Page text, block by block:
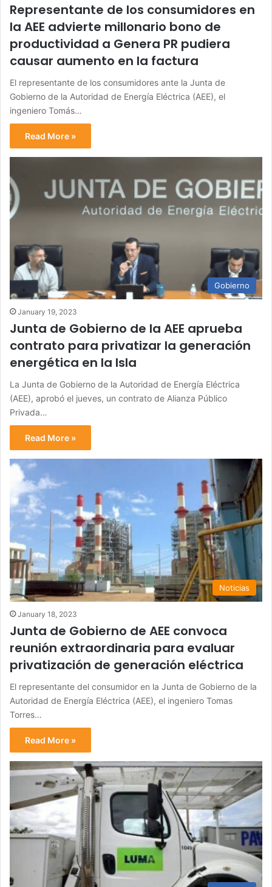
Representante de los consumidores en
la AEE advierte millonario bono de
productividad a Genera PR pudiera
causar aumento en la factura
El representante de los consumidores ante la Junta de
Gobierno de la Autoridad de Energía Eléctrica (AEE), el
ingeniero Tomás…
Read More »
Gobierno
January 19, 2023
Junta de Gobierno de la AEE aprueba
contrato para privatizar la generación
energética en la Isla
La Junta de Gobierno de la Autoridad de Energía Eléctrica
(AEE), aprobó el jueves, un contrato de Alianza Público
Privada…
Read More »
Noticias
January 18, 2023
Junta de Gobierno de AEE convoca
reunión extraordinaria para evaluar
privatización de generación eléctrica
El representante del consumidor en la Junta de Gobierno de la
Autoridad de Energía Eléctrica (AEE), el ingeniero Tomas
Torres…
Read More »